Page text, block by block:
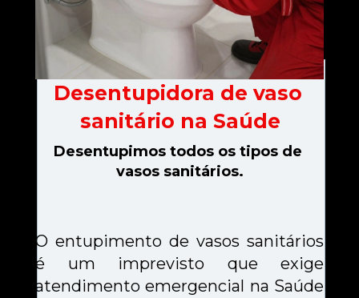
Desentupidora de vaso
sanitário na Saúde
Desentupimos todos os tipos de
vasos sanitários.
O entupimento de vasos sanitários
é um imprevisto que exige
atendimento emergencial na Saúde